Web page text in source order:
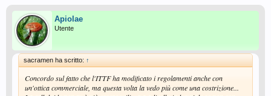
Apiolae
Utente
sacramen ha scritto: ↑
Concordo sul fatto che l'ITTF ha modificato i regolamenti anche con
un'ottica commerciale, ma questa volta la vedo più come una costrizione...